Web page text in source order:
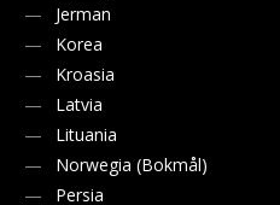
Jerman
Korea
Kroasia
Latvia
Lituania
Norwegia (Bokmål)
Persia